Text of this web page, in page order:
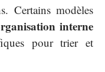
Certains modèles
interne
pour trier et